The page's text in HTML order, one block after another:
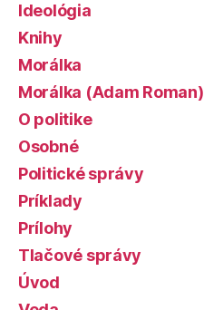
Ideológia
Knihy
Morálka
Morálka (Adam Roman)
O politike
Osobné
Politické správy
Príklady
Prílohy
Tlačové správy
Úvod